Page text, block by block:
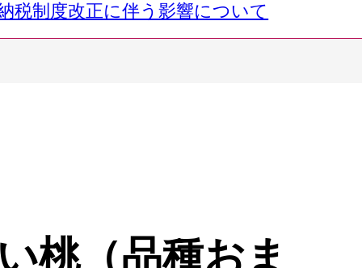
税制度改正に伴う影響について
桃（品種おま